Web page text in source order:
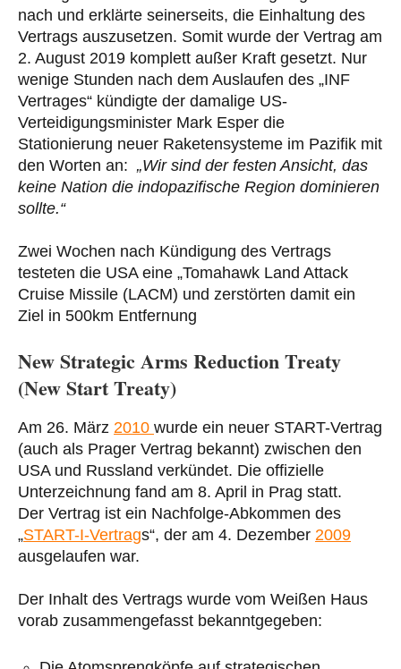
nach und erklärte seinerseits, die Einhaltung des
Vertrags auszusetzen. Somit wurde der Vertrag am
2. August 2019 komplett außer Kraft gesetzt. Nur
wenige Stunden nach dem Auslaufen des „INF
Vertrages“ kündigte der damalige US-
Verteidigungsminister Mark Esper die
Stationierung neuer Raketensysteme im Pazifik mit
den Worten an: „Wir sind der festen Ansicht, das
keine Nation die indopazifische Region dominieren
sollte.“
Zwei Wochen nach Kündigung des Vertrags
testeten die USA eine „Tomahawk Land Attack
Cruise Missile (LACM) und zerstörten damit ein
Ziel in 500km Entfernung
New Strategic Arms Reduction Treaty
(New Start Treaty)
Am 26. März 2010 wurde ein neuer START-Vertrag
(auch als Prager Vertrag bekannt) zwischen den
USA und Russland verkündet. Die offizielle
Unterzeichnung fand am 8. April in Prag statt.
Der Vertrag ist ein Nachfolge-Abkommen des
„START-I-Vertrags“, der am 4. Dezember 2009
ausgelaufen war.
Der Inhalt des Vertrags wurde vom Weißen Haus
vorab zusammengefasst bekanntgegeben: